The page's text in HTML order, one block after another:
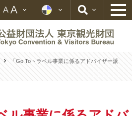
「Go Toトラベル事業に係るアドバイザー派